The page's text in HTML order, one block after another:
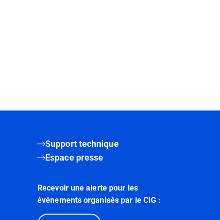
Support technique
Espace presse
Recevoir une alerte pour les
événements organisés par le CIG :